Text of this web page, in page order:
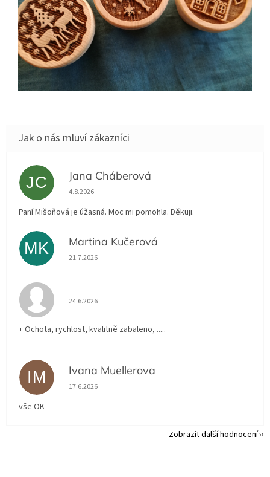
JC Jana Cháberová
Hodnocení obchodu je 5 z 5 hvězdiček.
4.8.2026
Paní Mišoňová je úžasná. Moc mi pomohla. Děkuji.
MK Martina Kučerová
Hodnocení obchodu je 5 z 5 hvězdiček.
21.7.2026
Hodnocení obchodu je 5 z 5 hvězdiček.
24.6.2026
+ Ochota, rychlost, kvalitně zabaleno, .....
IM Ivana Muellerova
Hodnocení obchodu je 5 z 5 hvězdiček.
17.6.2026
vše OK
Zobrazit další hodnocení
Z